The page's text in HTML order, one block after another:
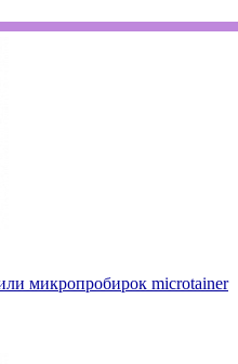
микропробирок microtainer